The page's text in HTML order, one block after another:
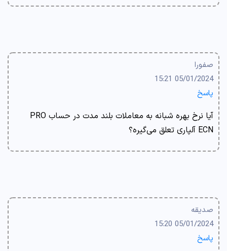
صفورا
05/01/2024 15:21
پاسخ
آیا نرخ بهره شبانه به معاملات بلند مدت در حساب PRO
ECN آلپاری تعلق می‌گیره؟
صدیقه
05/01/2024 15:20
پاسخ